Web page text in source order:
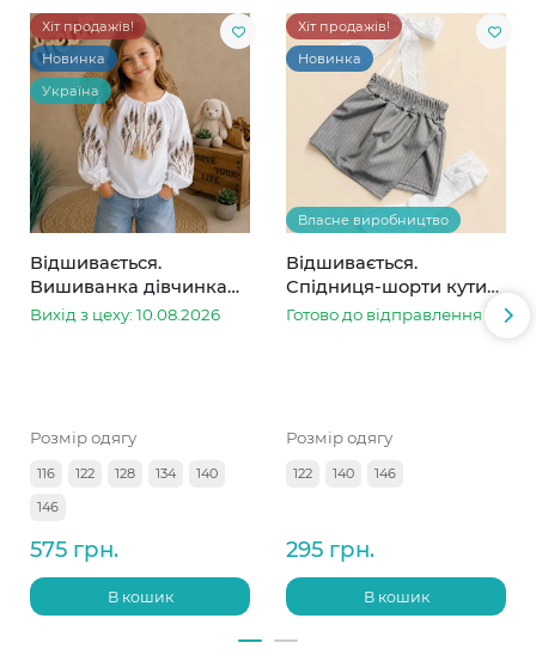
Хіт продажів!
Новинка
Україна
Відшивається.
Вишиванка дівчинка
колоски
Вихід з цеху: 10.08.2026
Розмір одягу
116 122 128 134
140
146
575 грн.
В кошик
Хіт продажів!
Новинка
Власне виробництво
Відшивається.
Спідниця-шорти кутик
сіра в смужку
Готово до відправлення
Розмір одягу
122 140 146
295 грн.
В кошик